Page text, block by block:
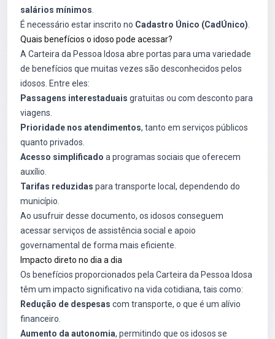
salários mínimos
É necessário estar inscrito no Cadastro Único (CadÚnico)
Quais benefícios o idoso pode acessar?
A Carteira da Pessoa Idosa abre portas para uma variedade
de benefícios que muitas vezes são desconhecidos pelos
idosos. Entre eles:
Passagens interestaduais gratuitas ou com desconto para
viagens.
Prioridade nos atendimentos, tanto em serviços públicos
quanto privados.
Acesso simplificado a programas sociais que oferecem
auxílio.
Tarifas reduzidas para transporte local, dependendo do
município.
Ao usufruir desse documento, os idosos conseguem
acessar serviços de assistência social e apoio
governamental de forma mais eficiente.
Impacto direto no dia a dia
Os benefícios proporcionados pela Carteira da Pessoa Idosa
têm um impacto significativo na vida cotidiana, tais como:
Redução de despesas com transporte, o que é um alívio
financeiro.
Aumento da autonomia, permitindo que os idosos se